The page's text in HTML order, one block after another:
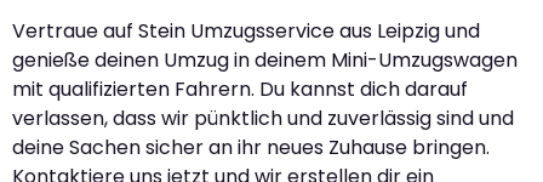
Vertraue auf Stein Umzugsservice aus Leipzig und
genieße deinen Umzug in deinem Mini-Umzugswagen
mit qualifizierten Fahrern. Du kannst dich darauf
verlassen, dass wir pünktlich und zuverlässig sind und
deine Sachen sicher an ihr neues Zuhause bringen.